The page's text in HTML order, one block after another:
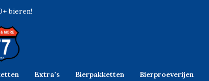
bieren!
Extra's Bierpakketten Bierproeverijen